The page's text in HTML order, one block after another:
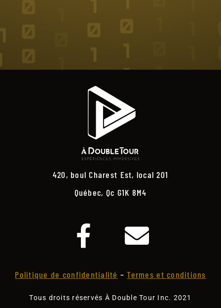
420, boul Charest Est, local 201
Québec, Qc G1K 8M4
Politique de confidentialité –Termes et conditions
Tous droits réservés À Double Tour Inc. 2021